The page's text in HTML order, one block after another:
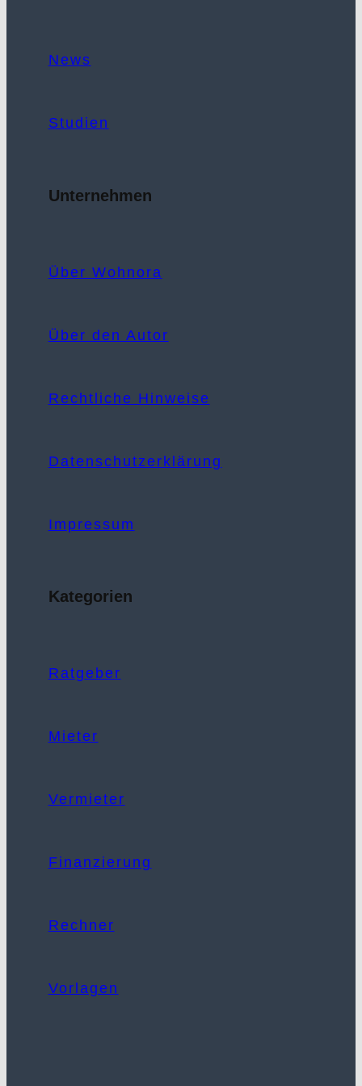
News
Studien
Unternehmen
Über Wohnora
Über den Autor
Rechtliche Hinweise
Datenschutzerklärung
Impressum
Kategorien
Ratgeber
Mieter
Vermieter
Finanzierung
Rechner
Vorlagen